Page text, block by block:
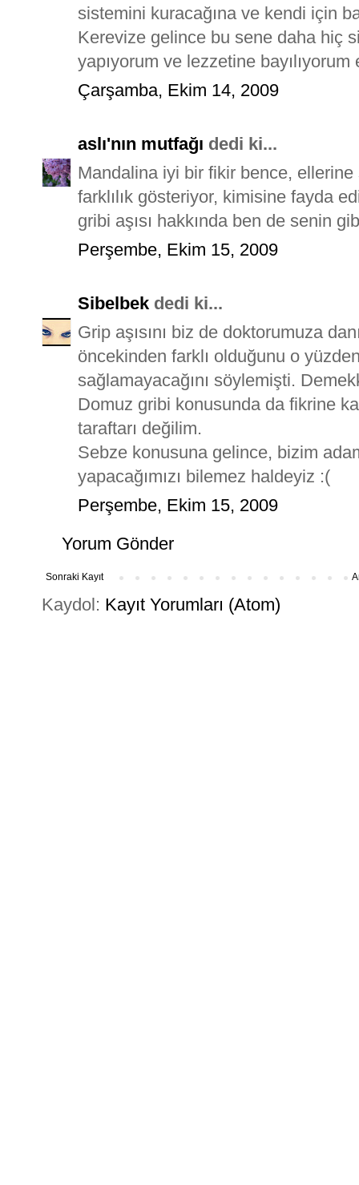
sistemini kuracağına ve kendi için
Kerevize gelince bu sene daha hiç
yapıyorum ve lezzetine
Çarşamba, Ekim 14, 2009
aslı'nın mutfağı dedi ki...
Mandalina iyi bir fikir bence, ellerine
farklılık gösteriyor, kimisine fayda
gribi aşısı hakkında ben de senin
Perşembe, Ekim 15, 2009
Sibelbek dedi ki...
Grip aşısını biz de doktorumuza
öncekinden farklı olduğunu o
sağlamayacağını söylemişti.
Domuz gribi konusunda da fikrine
taraftarı değilim.
Sebze konusuna gelince, bizim
yapacağımızı bilemez haldeyiz :(
Perşembe, Ekim 15, 2009
Yorum Gönder
Sonraki Kayıt
Kaydol: Kayıt Yorumları (Atom)